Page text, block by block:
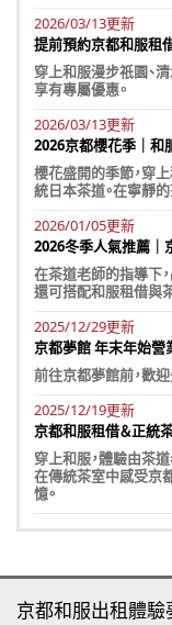
2026/03/13更新
提前預約京都和服租
穿上和服漫步祇園、
享有專屬優惠。
2026/03/13更新
2026京都櫻花季｜和
櫻花盛開的季節，穿
統日本茶道。在寧靜
2026/01/05更新
2026冬季人氣推薦｜
在茶道老師的指導下
還可搭配和服租借與
2025/12/29更新
京都夢館 年末年始營
前往京都夢館前，歡
2025/12/19更新
京都和服租借＆正統
穿上和服，體驗由茶
在傳統茶室中感受京
憶。
京都和服出租體驗